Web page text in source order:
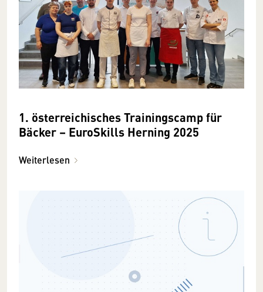
1. österreichisches Trainingscamp für
Bäcker – EuroSkills Herning 2025
Weiterlesen